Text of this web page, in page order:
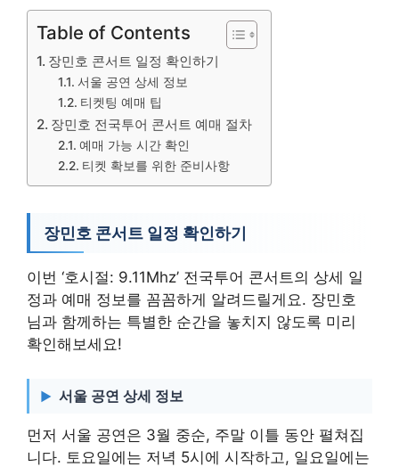
Table of Contents
장민호 콘서트 일정 확인하기
서울 공연 상세 정보
티켓팅 예매 팁
장민호 전국투어 콘서트 예매 절차
예매 가능 시간 확인
티켓 확보를 위한 준비사항
장민호 콘서트 일정 확인하기
이번 ‘호시절: 9.11Mhz’ 전국투어 콘서트의 상세 일
정과 예매 정보를 꼼꼼하게 알려드릴게요. 장민호
님과 함께하는 특별한 순간을 놓치지 않도록 미리
확인해보세요!
서울 공연 상세 정보
먼저 서울 공연은 3월 중순, 주말 이틀 동안 펼쳐집
니다. 토요일에는 저녁 5시에 시작하고, 일요일에는